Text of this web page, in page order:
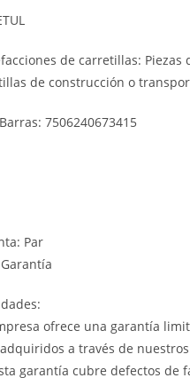
de carretillas: Piezas
de construcción o
7506240673415
Par
ofrece una garantía
a través de
garantía cubre defectos de